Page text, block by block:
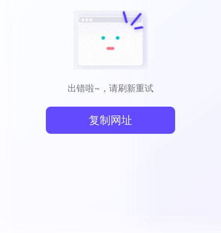
出错啦~，请刷新重试
复制网址